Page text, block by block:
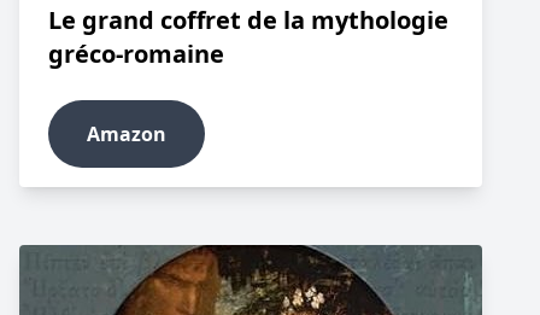
Le grand coffret de la mythologie
gréco-romaine
Amazon